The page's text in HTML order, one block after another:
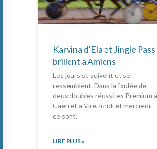
Karvina d’Ela et Jingle Pass
brillent à Amiens
Les jours se suivent et se
ressemblent. Dans la foulée de
deux doubles réussites Premium à
Caen et à Vire, lundi et mercredi,
ce sont,
LIRE PLUS »